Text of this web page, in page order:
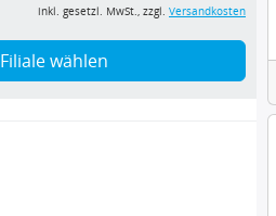
inkl. gesetzl. MwSt., zzgl. Versandkosten
Filiale wählen